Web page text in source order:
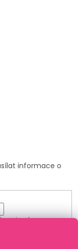
informace o
ochrany